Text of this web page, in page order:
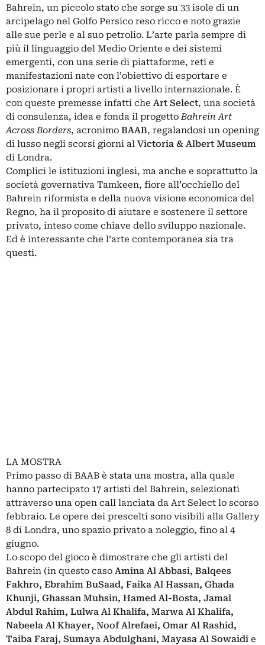
Bahrein, un piccolo stato che sorge su 33 isole di un
arcipelago nel Golfo Persico reso ricco e noto grazie
alle sue perle e al suo petrolio. L’arte parla sempre di
più il linguaggio del Medio Oriente e dei sistemi
emergenti, con una serie di piattaforme, reti e
manifestazioni nate con l’obiettivo di esportare e
posizionare i propri artisti a livello internazionale. È
con queste premesse infatti che Art Select, una società
di consulenza, idea e fonda il progettoBahrein Art
Across Borders, acronimo BAAB, regalandosi un opening
di lusso negli scorsi giorni al Victoria & Albert Museum
di Londra.
Complici le istituzioni inglesi, ma anche e soprattutto la
società governativa Tamkeen, fiore all’occhiello del
Bahrein riformista e della nuova visione economica del
Regno, ha il proposito di aiutare e sostenere il settore
privato, inteso come chiave dello sviluppo nazionale.
Ed è interessante che l’arte contemporanea sia tra
questi.
LA MOSTRA
Primo passo di BAAB è stata una mostra, alla quale
hanno partecipato 17 artisti del Bahrein, selezionati
attraverso una open call lanciata da Art Select lo scorso
febbraio. Le opere dei prescelti sono visibili alla Gallery
8 di Londra, uno spazio privato a noleggio, fino al 4
giugno.
Lo scopo del gioco è dimostrare che gli artisti del
Bahrein (in questo caso Amina Al Abbasi, Balqees
Fakhro, Ebrahim BuSaad, Faika Al Hassan, Ghada
Khunji, Ghassan Muhsin, Hamed Al-Bosta, Jamal
Abdul Rahim, Lulwa Al Khalifa, Marwa Al Khalifa,
Nabeela Al Khayer, Noof Alrefaei, Omar Al Rashid,
Taiba Faraj, Sumaya Abdulghani, Mayasa Al Sowaidi e